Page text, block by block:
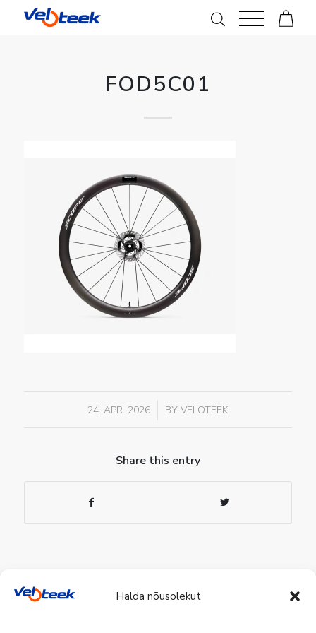
Halda nõusolekut
FOD5C01
24. APR. 2026
/ BYVELOTEEK
Share this entry